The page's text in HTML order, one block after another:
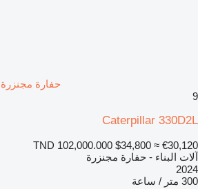
حفارة مجنزرة Caterpillar 330D2L
9
Caterpillar 330D2L
TND 102,000.000 $34,800 ≈ €30,120
آلات البناء - حفارة مجنزرة
2024
300 متر / ساعة